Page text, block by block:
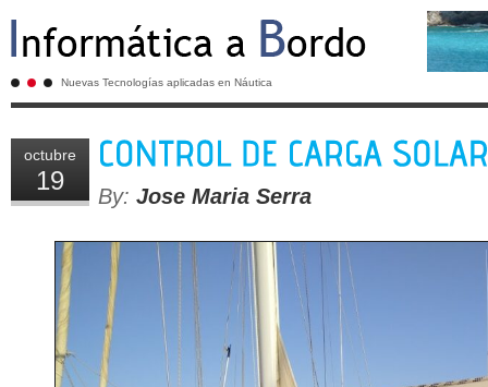
Nuevas Tecnologías aplicadas en Náutica
octubre
19
By: Jose Maria Serra